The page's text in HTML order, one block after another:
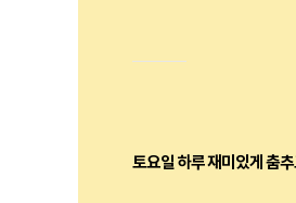
토요일 하루 재미있게 춤